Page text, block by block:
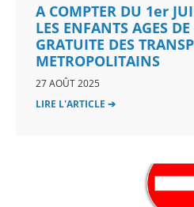
A COMPTER DU 1er
LES ENFANTS AGES
GRATUITE DES
METROPOLITAINS
27 AOÛT 2025
LIRE L'ARTICLE ➔